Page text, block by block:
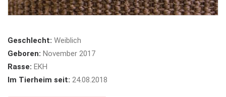
Geschlecht: Weiblich
Geboren: November 2017
Rasse: EKH
Im Tierheim seit: 24.08.2018